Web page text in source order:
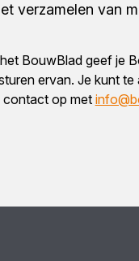
verzamelen van
BouwBlad geef je
ervan. Je kunt
contact op met